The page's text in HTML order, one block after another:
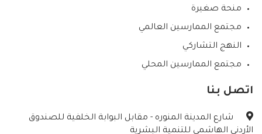
منحة صغيرة
مجتمع الممارسين العالمي
النهج التشاركي
مجتمع الممارسين المحلي
اتصل بنا
شارع المدينة المنوره - مقابل البوابة الخلفية للصندوق
الأردني الهاشمي للتنمية البشرية